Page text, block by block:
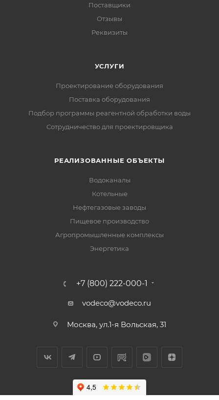
Поставщики
Отзывы
Реквизиты
УСЛУГИ
Проектирование оборудования
Поставка оборудования
Подбор программы реагентной обработки воды
Сотрудничество для проектировщика
РЕАЛИЗОВАННЫЕ ОБЪЕКТЫ
Водоканалы
Котельные
Нефтегазовые заводы
Пищевое производство
Агропромышленные комплексы
Энергетика
+7 (800) 222-000-1
vodeco@vodeco.ru
Москва, ул.1-я Вольская, 31